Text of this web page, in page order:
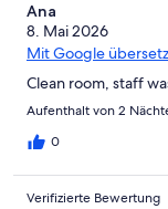
Ana
8. Mai 2026
Mit Google
Clean room, staff
Aufenthalt von 2
0
Verifizierte Bewertung